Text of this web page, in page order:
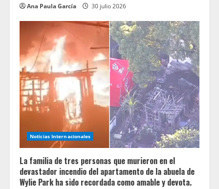
Ana Paula García 30 julio 2026
Noticias Internacionales
La familia de tres personas que murieron en el
devastador incendio del apartamento de la abuela de
Wylie Park ha sido recordada como amable y devota.